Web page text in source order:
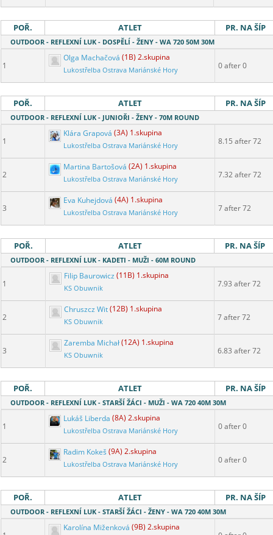
POŘ. ATLET PR. NA ŠÍP
OUTDOOR - REFLEXNÍ LUK - DOSPĚLÍ - ŽENY - WA 720 50M 30M
1
Olga Machačová (1B) 2.skupina
Lukostřelba Ostrava Mariánské Hory 0 after 0
POŘ. ATLET PR. NA ŠÍP
OUTDOOR - REFLEXNÍ LUK - JUNIOŘI - ŽENY - 70M ROUND
1
Klára Grapová (3A) 1.skupina
Lukostřelba Ostrava Mariánské Hory 8.15 after 72
2
Martina Bartošová (2A) 1.skupina
Lukostřelba Ostrava Mariánské Hory 7.32 after 72
3
Eva Kuhejdová (4A) 1.skupina
Lukostřelba Ostrava Mariánské Hory 7 after 72
POŘ. ATLET PR. NA ŠÍP
OUTDOOR - REFLEXNÍ LUK - KADETI - MUŽI - 60M ROUND
1
Filip Baurowicz (11B) 1.skupina
KS Obuwnik 7.93 after 72
2
Chruszcz Wit(12B) 1.skupina
KS Obuwnik 7 after 72
3
Zaremba Michał(12A) 1.skupina
KS Obuwnik 6.83 after 72
POŘ. ATLET PR. NA ŠÍP
OUTDOOR - REFLEXNÍ LUK - STARŠÍ ŽÁCI - MUŽI - WA 720 40M 30M
1
Lukáš Liberda (8A) 2.skupina
Lukostřelba Ostrava Mariánské Hory 0 after 0
2
Radim Kokeš (9A) 2.skupina
Lukostřelba Ostrava Mariánské Hory 0 after 0
POŘ. ATLET PR. NA ŠÍP
OUTDOOR - REFLEXNÍ LUK - STARŠÍ ŽÁCI - ŽENY - WA 720 40M 30M
Karolína Miženková (9B) 2.skupina